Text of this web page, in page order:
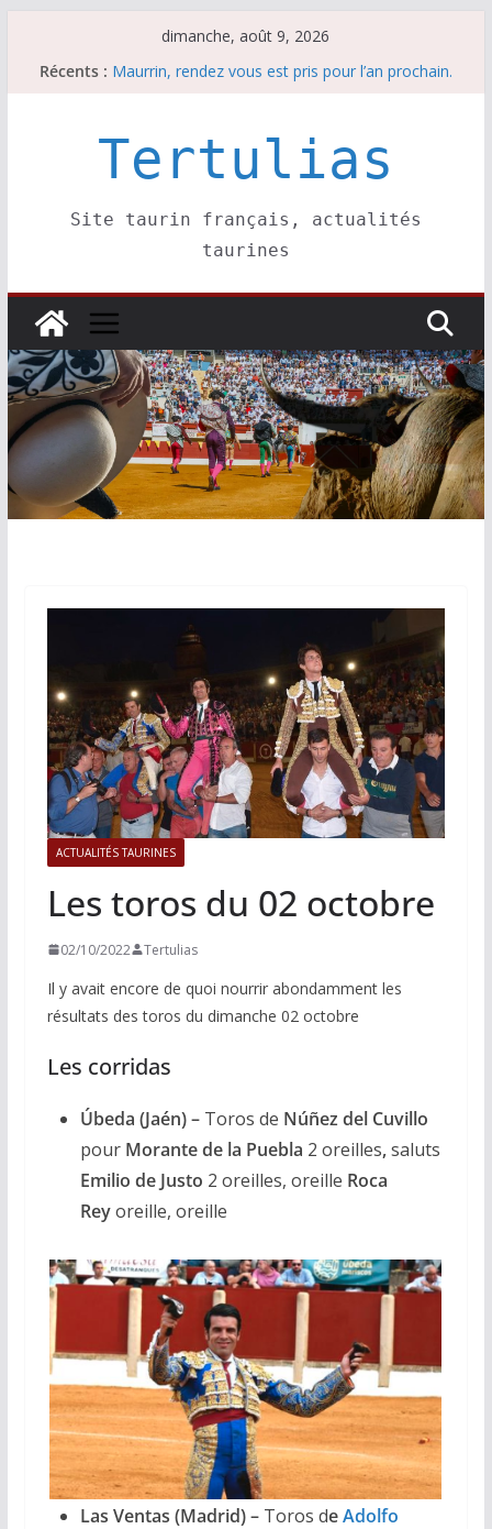
dimanche, août 9, 2026
Récents : Maurrin, rendez vous est pris pour l’an prochain.
Parentis, La Golosina: une première étape
Les brèves du samedi 8 août
Tertulias
Site taurin français, actualités
taurines
ACTUALITÉS TAURINES
Les toros du 02 octobre
02/10/2022 Tertulias
Il y avait encore de quoi nourrir abondamment les
résultats des toros du dimanche 02 octobre
Les corridas
Úbeda (Jaén) – Toros de Núñez del Cuvillo
pourMorante de la Puebla 2 oreilles,saluts
Emilio de Justo 2 oreilles, oreille Roca
Reyoreille, oreille
Las Ventas (Madrid) – Toros deAdolfo